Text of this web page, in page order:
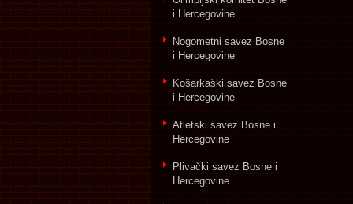
i Hercegovine
Nogometni savez Bosne
i Hercegovine
Košarkaški savez Bosne
i Hercegovine
Atletski savez Bosne i
Hercegovine
Plivački savez Bosne i
Hercegovine